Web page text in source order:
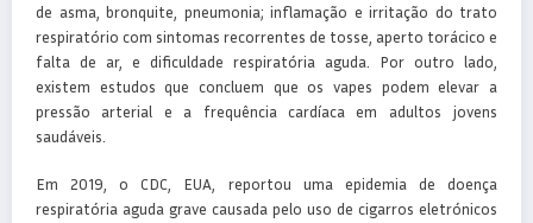
de asma, bronquite, pneumonia; inflamação e irritação do trato
respiratório com sintomas recorrentes de tosse, aperto torácico e
falta de ar, e dificuldade respiratória aguda. Por outro lado,
existem estudos que concluem que os vapes podem elevar a
pressão arterial e a frequência cardíaca em adultos jovens
saudáveis.
Em 2019, o CDC, EUA, reportou uma epidemia de doença
respiratória aguda grave causada pelo uso de cigarros eletrónicos